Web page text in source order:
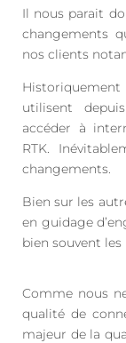
Il nous parait
changements
nos clients
utilisent
accéder à
RTK.
changements.
Bien sur les
en guidage
bien souvent
Comme nous
qualité de
majeur de la